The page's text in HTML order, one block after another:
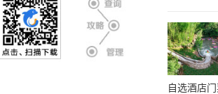
自选酒店